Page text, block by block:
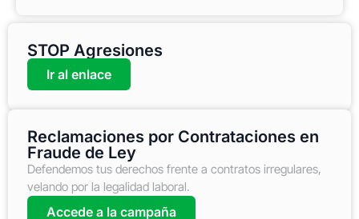
STOP Agresiones
Ir al enlace
Reclamaciones por Contrataciones en
Fraude de Ley
Defendemos tus derechos frente a contratos irregulares,
velando por la legalidad laboral.
Accede a la campaña